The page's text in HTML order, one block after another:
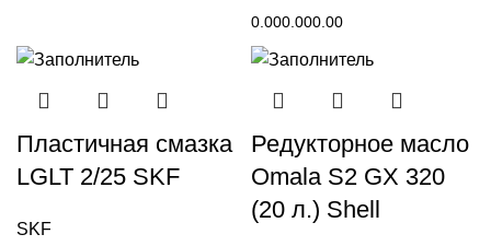
0.000.000.00
Пластичная смазка
LGLT 2/25 SKF
SKF
Редукторное масло
Omala S2 GX 320
(20 л.) Shell